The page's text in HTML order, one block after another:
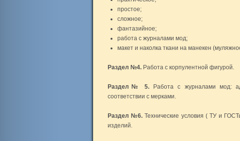
простое;
сложное;
фантазийное;
работа с журналами мод;
макет и наколка ткани на манекен
Раздел №4. Работа с корпулентной фигурой.
Раздел№ 5.
Работа с журналами мод:
соответствии с мерками.
Раздел №6.Технические условия ( ТУ и
изделий.